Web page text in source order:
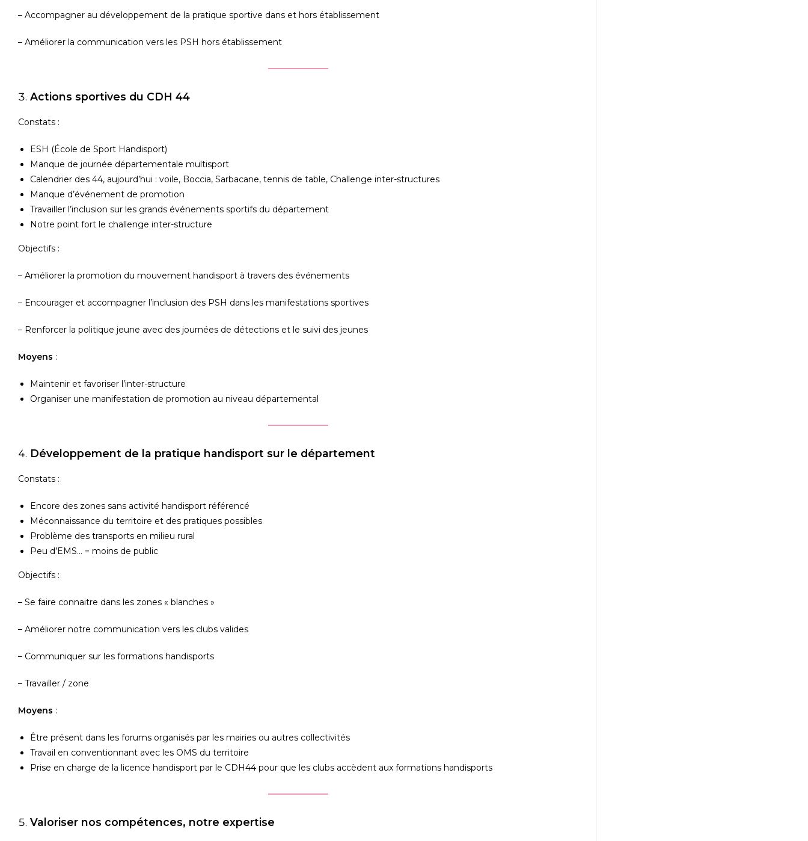
– Accompagner au développement de la pratique sportive dans et hors établissement
– Améliorer la communication vers les PSH hors établissement
Actions sportives du CDH 44
Constats :
ESH (École de Sport Handisport)
Manque de journée départementale multisport
Calendrier des 44, aujourd’hui : voile, Boccia, Sarbacane, tennis de table, Challenge inter-structures
Manque d’événement de promotion
Travailler l’inclusion sur les grands événements sportifs du département
Notre point fort le challenge inter-structure
Objectifs :
– Améliorer la promotion du mouvement handisport à travers des événements
– Encourager et accompagner l’inclusion des PSH dans les manifestations sportives
– Renforcer la politique jeune avec des journées de détections et le suivi des jeunes
Moyens :
Maintenir et favoriser l’inter-structure
Organiser une manifestation de promotion au niveau départemental
Développement de la pratique handisport sur le département
Constats :
Encore des zones sans activité handisport référencé
Méconnaissance du territoire et des pratiques possibles
Problème des transports en milieu rural
Peu d’EMS… = moins de public
Objectifs :
– Se faire connaitre dans les zones « blanches »
– Améliorer notre communication vers les clubs valides
– Communiquer sur les formations handisports
– Travailler / zone
Moyens :
Être présent dans les forums organisés par les mairies ou autres collectivités
Travail en conventionnant avec les OMS du territoire
Prise en charge de la licence handisport par le CDH44 pour que les clubs accèdent aux formations handisports
Valoriser nos compétences, notre expertise